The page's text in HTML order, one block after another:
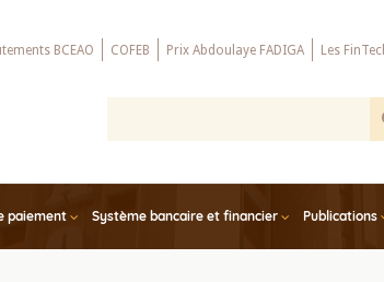
BCEAO COFEB Prix Abdoulaye FADIGA Les
paiement Système bancaire et financier Publications